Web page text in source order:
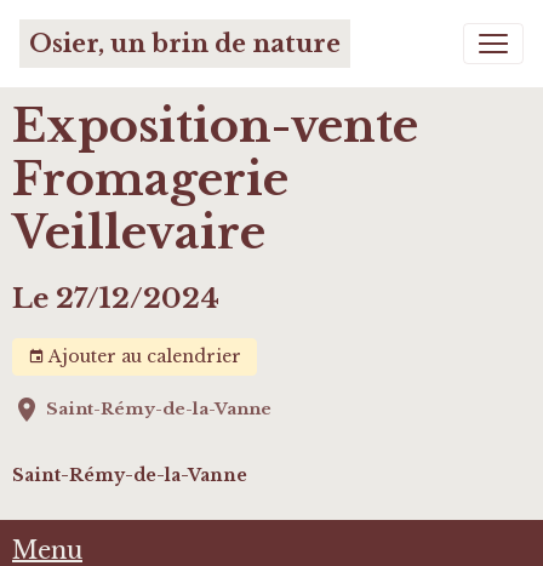
Osier, un brin de nature
Exposition-vente
Fromagerie
Veillevaire
Le 27/12/2024
Ajouter au calendrier
Saint-Rémy-de-la-Vanne
Saint-Rémy-de-la-Vanne
Menu